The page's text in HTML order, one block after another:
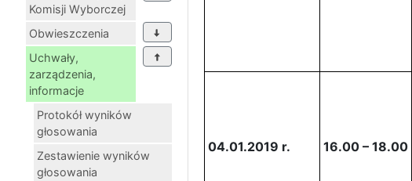
Komisji Wyborczej
Obwieszczenia
Uchwały,
zarządzenia,
informacje
Protokół wyników
głosowania
Zestawienie wyników
głosowania
04.01.2019 r. 16.00 – 18.00